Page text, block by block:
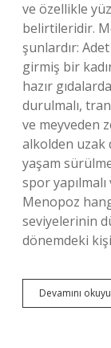
ve özellikle
belirtileridir.
şunlardır:
girmiş bir
hazır
durulmalı,
ve meyveden
alkolden uzak
yaşam
spor
Menopoz
seviyelerinin
dönemdeki
Devamını